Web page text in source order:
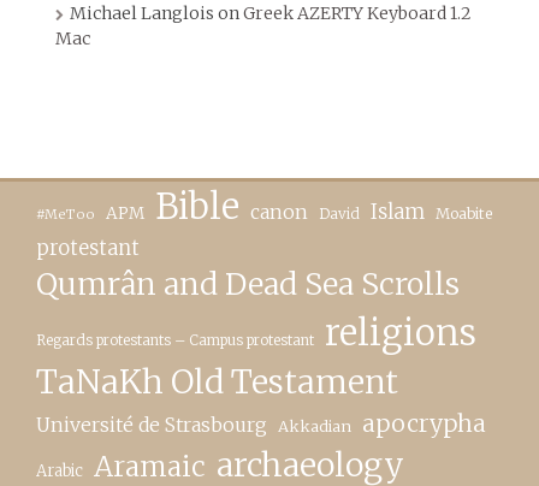
Michael Langlois onGreek AZERTY Keyboard 1.2
Mac
#MeToo APM Bible canon David Islam Moabite
protestant
Qumrân and Dead Sea Scrolls
Regards protestants – Campus protestant religions
TaNaKh Old Testament
Université de Strasbourg Akkadian apocrypha
Arabic Aramaic archaeology